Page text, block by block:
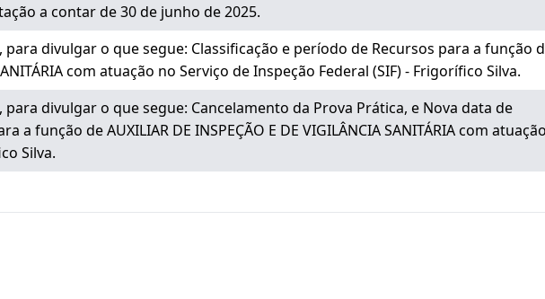
a contar de 30 de junho de 2025.
para divulgar o que segue: Classificação e período de Recursos para a função
com atuação no Serviço de Inspeção Federal (SIF) - Frigorífico Silva.
para divulgar o que segue: Cancelamento da Prova Prática, e Nova data de
a função de AUXILIAR DE INSPEÇÃO E DE VIGILÂNCIA SANITÁRIA com
Silva.